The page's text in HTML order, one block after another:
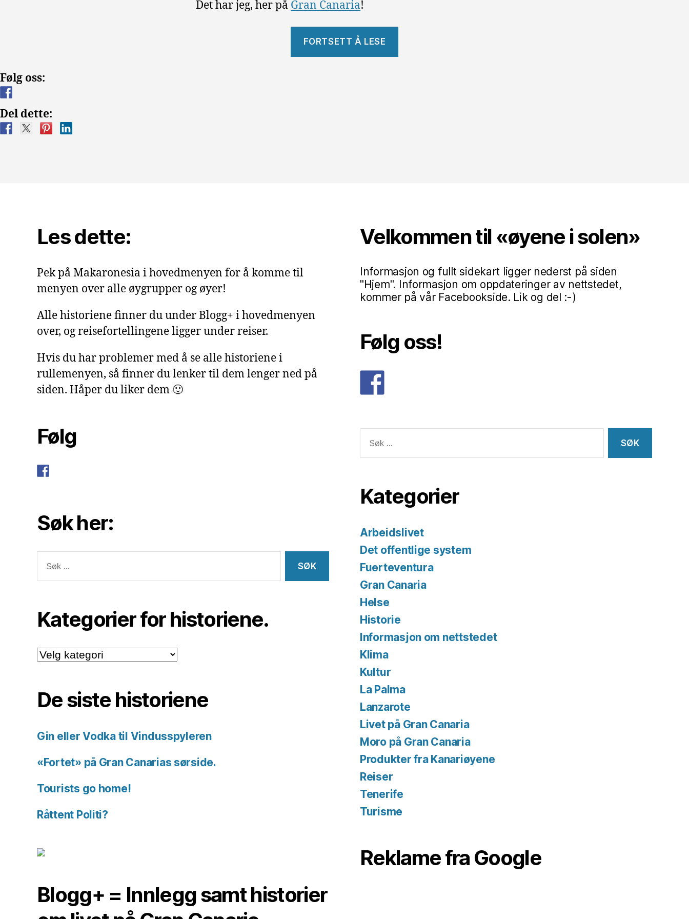
Det har jeg, her på Gran Canaria!
FORTSETT Å LESE
Følg oss:
Del dette:
Les dette:
Pek på Makaronesia i hovedmenyen for å komme til
menyen over alle øygrupper og øyer!
Alle historiene finner du under Blogg+ i hovedmenyen
over, og reisefortellingene ligger under reiser.
Hvis du har problemer med å se alle historiene i
rullemenyen, så finner du lenker til dem lenger ned på
siden. Håper du liker dem 🙂
Følg
Søk her:
etter:
Kategorier for historiene.
Kategorier
for
De siste historiene
Gin eller Vodka til Vindusspyleren
«Fortet» på Gran Canarias sørside.
Tourists go home!
Råttent Politi?
Blogg+ = Innlegg samt historier
Velkommen til «øyene i solen»
Informasjon og fullt sidekart ligger nederst på siden
"Hjem". Informasjon om oppdateringer av nettstedet,
kommer på vår Facebookside. Lik og del :-)
Følg oss!
etter:
Kategorier
Arbeidslivet
Det offentlige system
Fuerteventura
Gran Canaria
Helse
Historie
Informasjon om nettstedet
Klima
Kultur
La Palma
Lanzarote
Livet på Gran Canaria
Moro på Gran Canaria
Produkter fra Kanariøyene
Reiser
Tenerife
Turisme
Reklame fra Google